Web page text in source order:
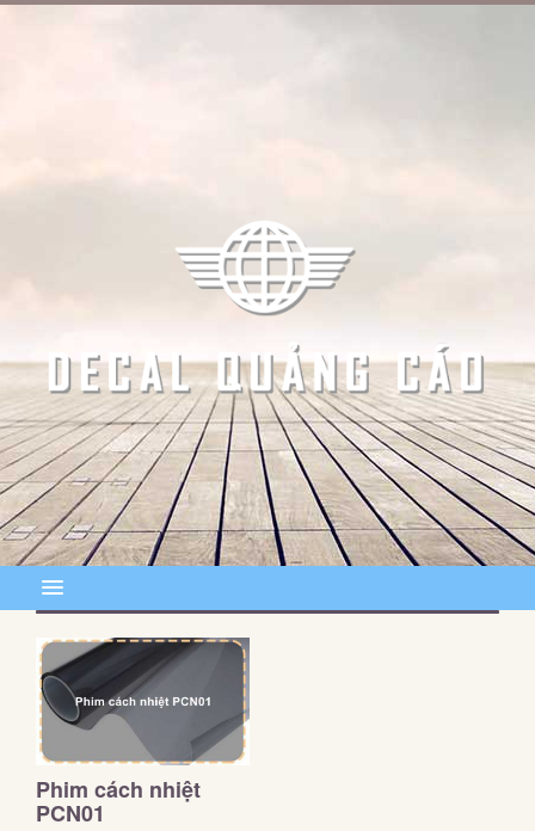
Phim cách nhiệt
PCN01